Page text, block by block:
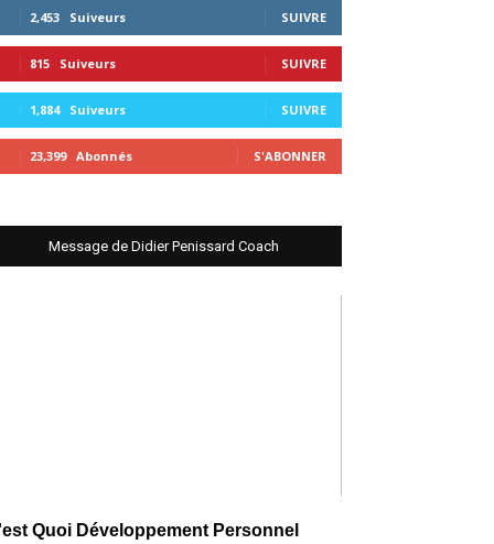
2,453 Suiveurs SUIVRE
815 Suiveurs SUIVRE
1,884 Suiveurs SUIVRE
23,399 Abonnés S'ABONNER
Message de Didier Penissard Coach
Quoi Développement Personnel